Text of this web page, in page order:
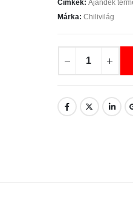
Címkék: Ajándék
Márka: Chilivilág